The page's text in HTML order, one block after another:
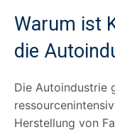
Warum ist
die
Die Autoindustrie
Herstellung von